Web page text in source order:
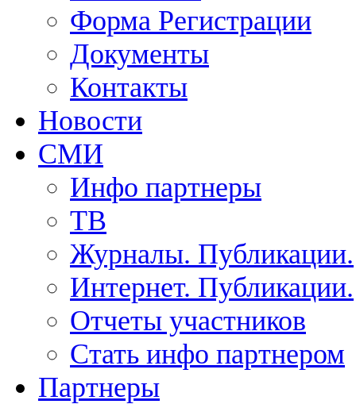
Форма Регистрации
Документы
Контакты
Новости
СМИ
Инфо партнеры
ТВ
Журналы. Публикации.
Интернет. Публикации.
Отчеты участников
Стать инфо партнером
Партнеры